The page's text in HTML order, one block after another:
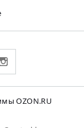
OZON.RU